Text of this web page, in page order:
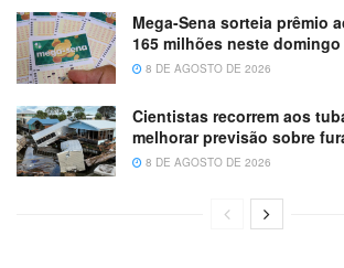
Mega-Sena sorteia prêmio
165 milhões neste domingo
8 DE AGOSTO DE 2026
Cientistas recorrem aos
melhorar previsão sobre
8 DE AGOSTO DE 2026